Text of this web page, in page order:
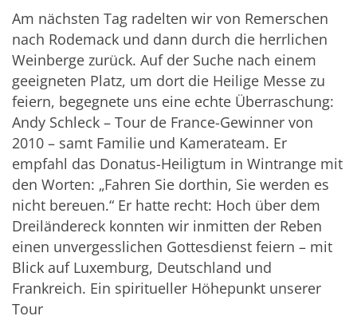
Am nächsten Tag radelten wir von Remerschen
nach Rodemack und dann durch die herrlichen
Weinberge zurück. Auf der Suche nach einem
geeigneten Platz, um dort die Heilige Messe zu
feiern, begegnete uns eine echte Überraschung:
Andy Schleck – Tour de France-Gewinner von
2010 – samt Familie und Kamerateam. Er
empfahl das Donatus-Heiligtum in Wintrange mit
den Worten: „Fahren Sie dorthin, Sie werden es
nicht bereuen.“ Er hatte recht: Hoch über dem
Dreiländereck konnten wir inmitten der Reben
einen unvergesslichen Gottesdienst feiern – mit
Blick auf Luxemburg, Deutschland und
Frankreich. Ein spiritueller Höhepunkt unserer
Tour